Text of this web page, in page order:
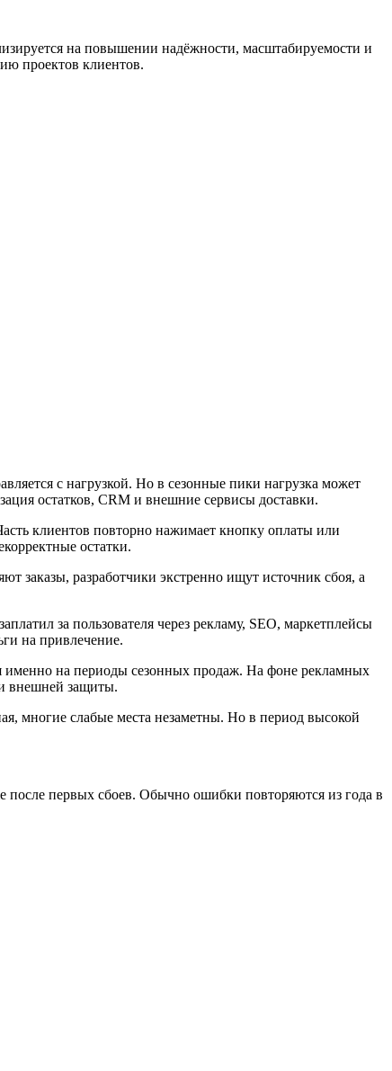
на повышении надёжности, масштабируемости и
проектов клиентов.
с нагрузкой. Но в сезонные пики нагрузка может
остатков, CRM и внешние сервисы доставки.
клиентов повторно нажимает кнопку оплаты или
остатки.
заказы, разработчики экстренно ищут источник сбоя, а
за пользователя через рекламу, SEO, маркетплейсы
на привлечение.
именно на периоды сезонных продаж. На фоне рекламных
внешней защиты.
многие слабые места незаметны. Но в период высокой
первых сбоев. Обычно ошибки повторяются из года в